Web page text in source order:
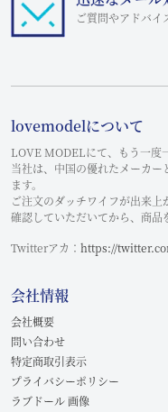
ご質問やアドバイ
lovemodelについて
LOVE MODELにて、もう一度
当社は、中国の優れたメーカー
ます。
ご注文のダッチワイフが出来
確認していただいてから、商品
Twitterアカ： https://
会社情報
会社概要
問い合わせ
特定商取引表示
プライバシーポリシー
ラブドール 画像